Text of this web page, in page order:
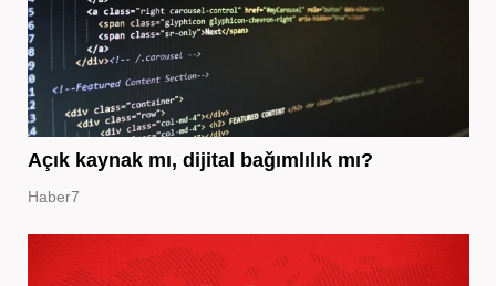
Açık kaynak mı, dijital bağımlılık mı?
Haber7